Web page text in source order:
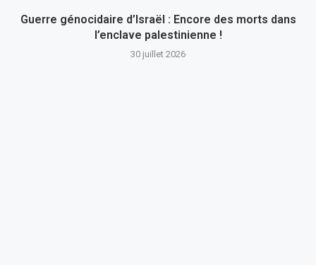
Guerre génocidaire d’Israël : Encore des morts dans
l’enclave palestinienne !
30 juillet 2026